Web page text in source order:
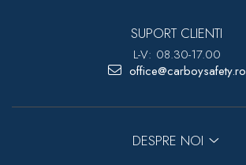
SUPORT CLIENTI
L-V: 08.30-17.00
office@carboysafety.ro
DESPRE NOI